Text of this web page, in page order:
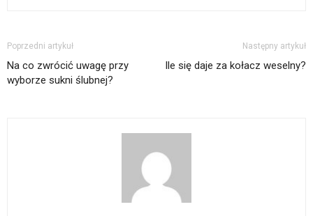
Poprzedni artykuł
Na co zwrócić uwagę przy
wyborze sukni ślubnej?
Następny artykuł
Ile się daje za kołacz weselny?